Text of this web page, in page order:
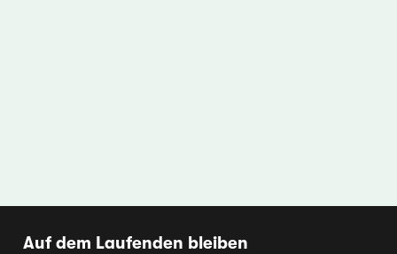
Auf dem Laufenden bleiben